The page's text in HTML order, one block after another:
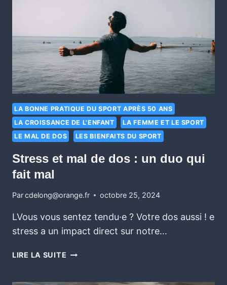
LA BONNE PRATIQUE DU SPORT APRÈS 50 ANS
LA CROISSANCE DE L'ENFANT
LA FEMME ET LE SPORT
LE MAL DE DOS
LES BIENFAITS DU SPORT
Stress et mal de dos : un duo qui
fait mal
Parcdelong@orange.fr octobre 25, 2024
LVous vous sentez tendu·e ? Votre dos aussi ! e
stress a un impact direct sur notre…
LIRE LA SUITE